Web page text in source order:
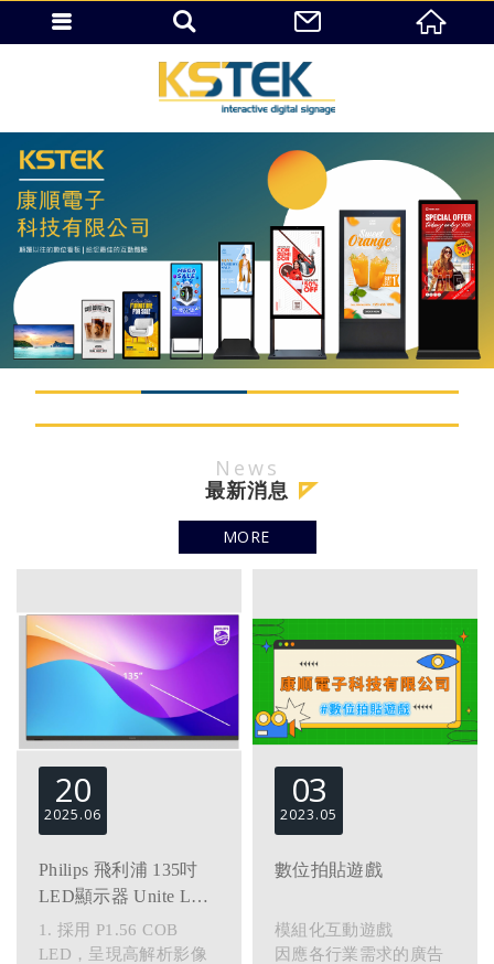
News
最新消息
20
06
2025
Philips 飛利浦 135吋
LED顯示器 Unite LED
5000 All in One
1. 採用 P1.56 COB
LED，呈現高解析影像
03
05
2023
數位拍貼遊戲
模組化互動遊戲
因應各行業需求的廣告
MORE